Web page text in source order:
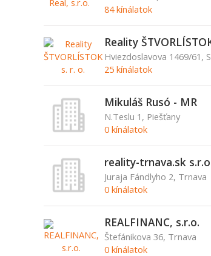
84 kínálatok
Reality
Hviezdoslavova 1469/61,
25 kínálatok
Mikuláš Rusó - MR
N.Teslu 1, Piešťany
0 kínálatok
reality-trnava.sk
Juraja Fándlyho 2, Trnava
0 kínálatok
REALFINANC, s.r.o.
Štefánikova 36, Trnava
0 kínálatok